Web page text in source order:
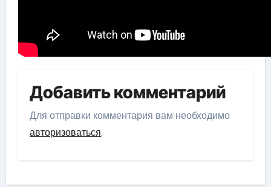
Добавить комментарий
Для отправки комментария вам необходимо
авторизоваться.